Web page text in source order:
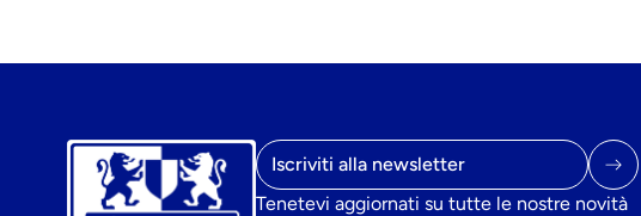
Indirizzo e-mail
Tenetevi aggiornati su tutte le nostre novità